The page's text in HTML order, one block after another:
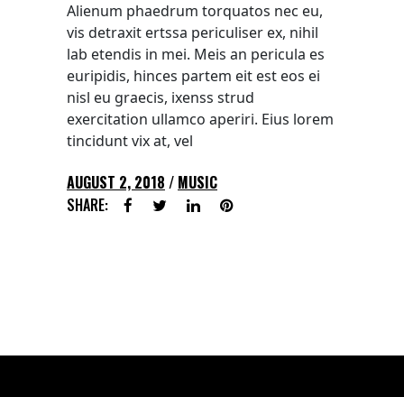
Alienum phaedrum torquatos nec eu,
vis detraxit ertssa periculiser ex, nihil
lab etendis in mei. Meis an pericula es
euripidis, hinces partem eit est eos ei
nisl eu graecis, ixenss strud
exercitation ullamco aperiri. Eius lorem
tincidunt vix at, vel
AUGUST 2, 2018
MUSIC
SHARE: